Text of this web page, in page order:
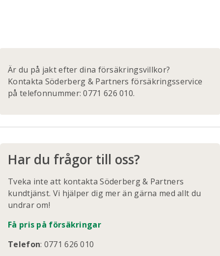
Är du på jakt efter dina försäkringsvillkor?
Kontakta Söderberg & Partners försäkringsservice
på telefonnummer: 0771 626 010.
Har du frågor till oss?
Tveka inte att kontakta Söderberg & Partners
kundtjänst. Vi hjälper dig mer än gärna med allt du
undrar om!
Få pris på försäkringar
Telefon: 0771 626 010